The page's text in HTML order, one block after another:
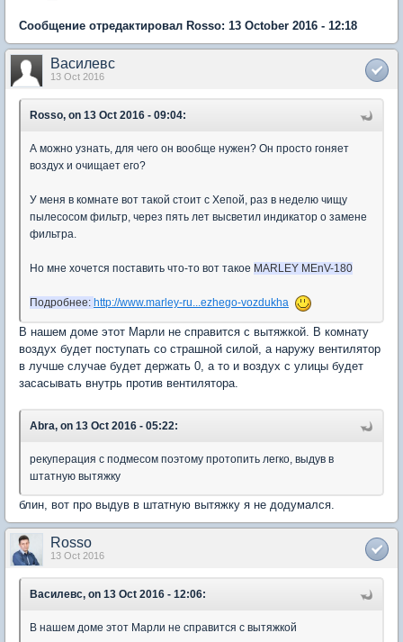
Сообщение отредактировал Rosso: 13 October 2016 - 12:18
Василевс
13 Oct 2016
Rosso, on 13 Oct 2016 - 09:04:
А можно узнать, для чего он вообще нужен? Он просто гоняет
воздух и очищает его?
У меня в комнате вот такой стоит с Хепой, раз в неделю чищу
пылесосом фильтр, через пять лет высветил индикатор о замене
фильтра.
Но мне хочется поставить что-то вот такое MARLEY MEnV-180
Подробнее: http://www.marley-ru...ezhego-vozdukha
В нашем доме этот Марли не справится с вытяжкой. В комнату
воздух будет поступать со страшной силой, а наружу вентилятор
в лучше случае будет держать 0, а то и воздух с улицы будет
засасывать внутрь против вентилятора.
Abra, on 13 Oct 2016 - 05:22:
рекуперация с подмесом поэтому протопить легко, выдув в
штатную вытяжку
блин, вот про выдув в штатную вытяжку я не додумался.
Rosso
13 Oct 2016
Василевс, on 13 Oct 2016 - 12:06:
В нашем доме этот Марли не справится с вытяжкой